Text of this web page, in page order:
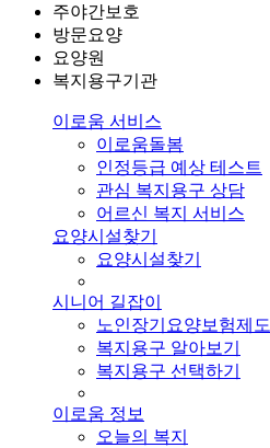
주야간보호
방문요양
요양원
복지용구기관
이로움 서비스
이로움돌봄
인정등급 예상 테스트
관심 복지용구 상담
어르신 복지 서비스
요양시설찾기
요양시설찾기
시니어 길잡이
노인장기요양보험제도
복지용구 알아보기
복지용구 선택하기
이로움 정보
오늘의 복지